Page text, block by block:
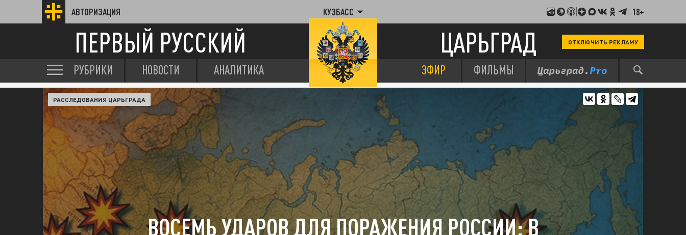
АВТОРИЗАЦИЯ КУЗБАСС 18+
ПЕРВЫЙ РУССКИЙ ЦАРЬГРАД ОТКЛЮЧИТЬ РЕКЛАМУ
РУБРИКИ НОВОСТИ АНАЛИТИКА ЭФИР ФИЛЬМЫ
РАССЛЕДОВАНИЯ ЦАРЬГРАДА
ВОСЕМЬ УДАРОВ ДЛЯ ПОРАЖЕНИЯ РОССИИ: В